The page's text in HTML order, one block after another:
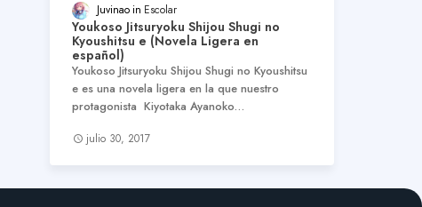
Juvinao Escolar
Youkoso Jitsuryoku Shijou Shugi no
Kyoushitsu e (Novela Ligera en
español)
Youkoso Jitsuryoku Shijou Shugi no Kyoushitsu
e es una novela ligera en la que nuestro
protagonista Kiyotaka Ayanoko…
julio 30, 2017